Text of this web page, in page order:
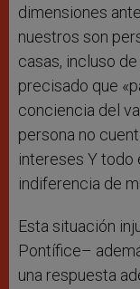
dimensiones
nuestros son
casas, incluso
precisado que
conciencia del
persona no
intereses Y todo
indiferencia de
Esta situación
Pontífice–
una respuesta